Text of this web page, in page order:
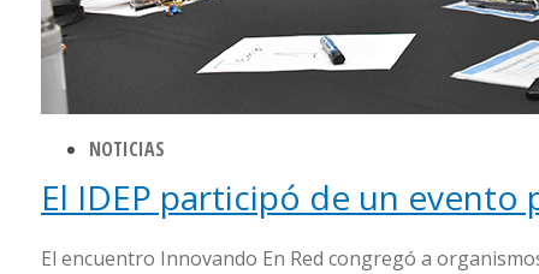
NOTICIAS
El IDEP participó de un
El encuentro Innovando En Red congregó a